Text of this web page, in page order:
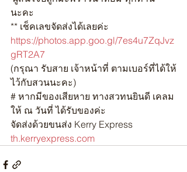
นะคะ
** เช็คเลขจัดส่งได้เลยค่ะ
https://photos.app.goo.gl/7es4u7ZqJvz
gRT2A7
(กรุณา รับสาย เจ้าหน้าที่ ตามเบอร์ที่ได้ให้
ไว้กับสวนนะคะ)
# หากมีของเสียหาย ทางสวทนยินดี เคลม
ให้ ณ วันที่ ได้รับของค่ะ
จัดส่งด้วยขนส่ง Kerry Express
th.kerryexpress.com